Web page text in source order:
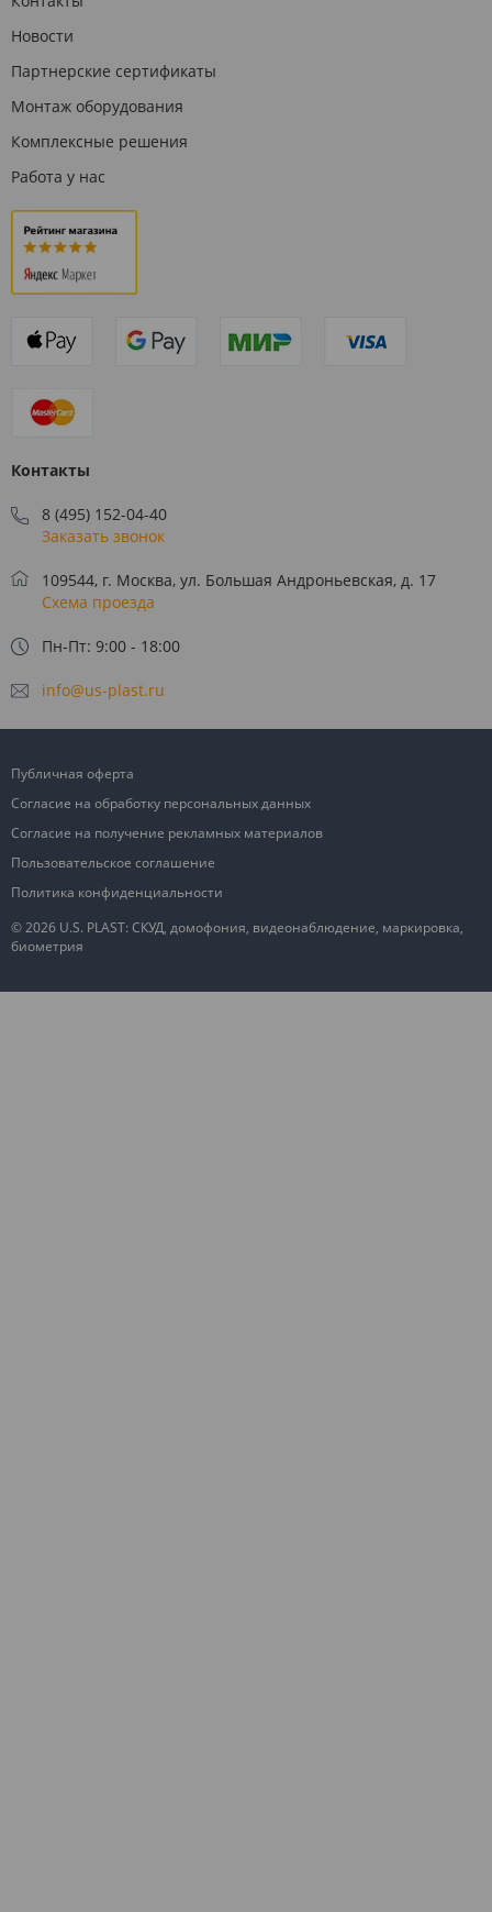
Новости
Партнерские сертификаты
Монтаж оборудования
Комплексные решения
Работа у нас
Контакты
8 (495) 152-04-40
Заказать звонок
109544, г. Москва, ул. Большая Андроньевская, д. 17
Схема проезда
Пн-Пт: 9:00 - 18:00
info@us-plast.ru
© 2026 U.S. PLAST: СКУД, домофония, видеонаблюдение, маркировка,
биометрия
Публичная оферта
Согласие на обработку персональных данных
Согласие на получение рекламных материалов
Пользовательское соглашение
Политика конфиденциальности